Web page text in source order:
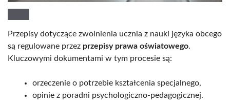
Przepisy dotyczące zwolnienia ucznia z nauki języka obcego
są regulowane przez przepisy prawa oświatowego.
Kluczowymi dokumentami w tym procesie są:
orzeczenie o potrzebie kształcenia specjalnego,
opinie z poradni psychologiczno-pedagogicznej.